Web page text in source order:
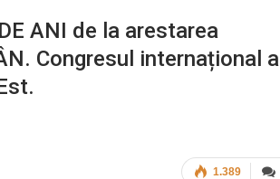
ANI de la arestarea
Congresul internațional al
1.389